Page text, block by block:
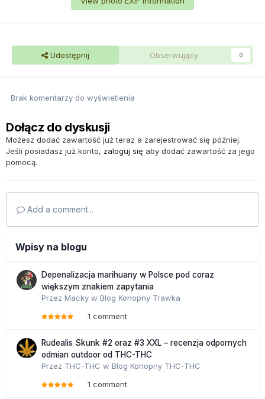
Udostępnij Obserwujący 0
Brak komentarzy do wyświetlenia
Dołącz do dyskusji
Możesz dodać zawartość już teraz a zarejestrować się później.
Jeśli posiadasz już konto, zaloguj się aby dodać zawartość za jego
pomocą.
Add a comment...
Wpisy na blogu
Depenalizacja marihuany w Polsce pod coraz
większym znakiem zapytania
Przez Macky w Blog Konopny Trawka
1 comment
Rudealis Skunk #2 oraz #3 XXL – recenzja odpornych
odmian outdoor od THC-THC
Przez THC-THC w Blog Konopny THC-THC
1 comment